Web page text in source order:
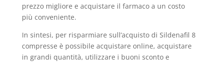
prezzo migliore e acquistare il farmaco a un costo
più conveniente.
In sintesi, per risparmiare sull’acquisto di Sildenafil 8
compresse è possibile acquistare online, acquistare
in grandi quantità, utilizzare i buoni sconto e